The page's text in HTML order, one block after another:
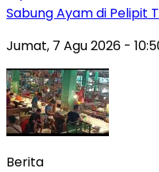
Sabung Ayam di Pelipit
Jumat, 7 Agu 2026 -
Berita